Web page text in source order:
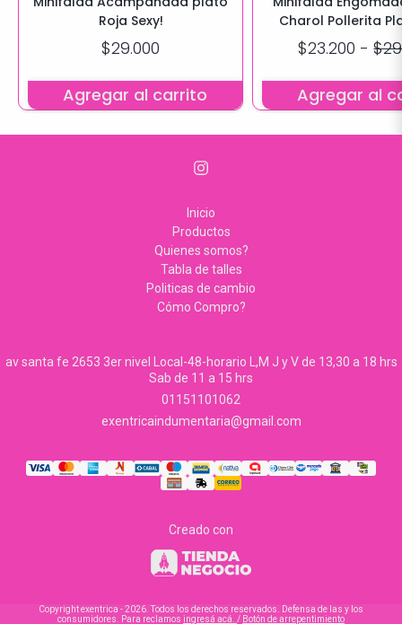
Roja Sexy!
$29.000
Agregar al carrito
Charol Pollerita
$23.200 -
Agregar al
Inicio
Productos
Quienes somos?
Tabla de talles
Politicas de cambio
Cómo Compro?
av santa fe 2653 3er nivel Local-48-horario L,M J y V de 13,30 a 18 hrs
Sab de 11 a 15 hrs
01151101062
exentricaindumentaria@gmail.com
Creado con
Copyright exentrica - 2026. Todos los derechos reservados. Defensa de las y los
consumidores. Para reclamos ingresá acá. / Botón de arrepentimiento